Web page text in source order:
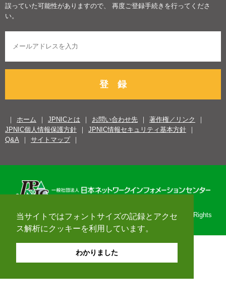
当サイトではフォントサイズの記録とアクセ
ス解析にクッキーを利用しています。
わかりました
誤っていた可能性がありますので、 再度ご登録手続きを行ってくださ
い。
登 録
ホーム JPNICとは お問い合わせ先
著作権／リンク
JPNIC個人情報保護方針
JPNIC情報セキュリティ基本方針
Q&A
サイトマップ
Copyright© 1996-2026 Japan Network Information Center. All Rights
Reserved.